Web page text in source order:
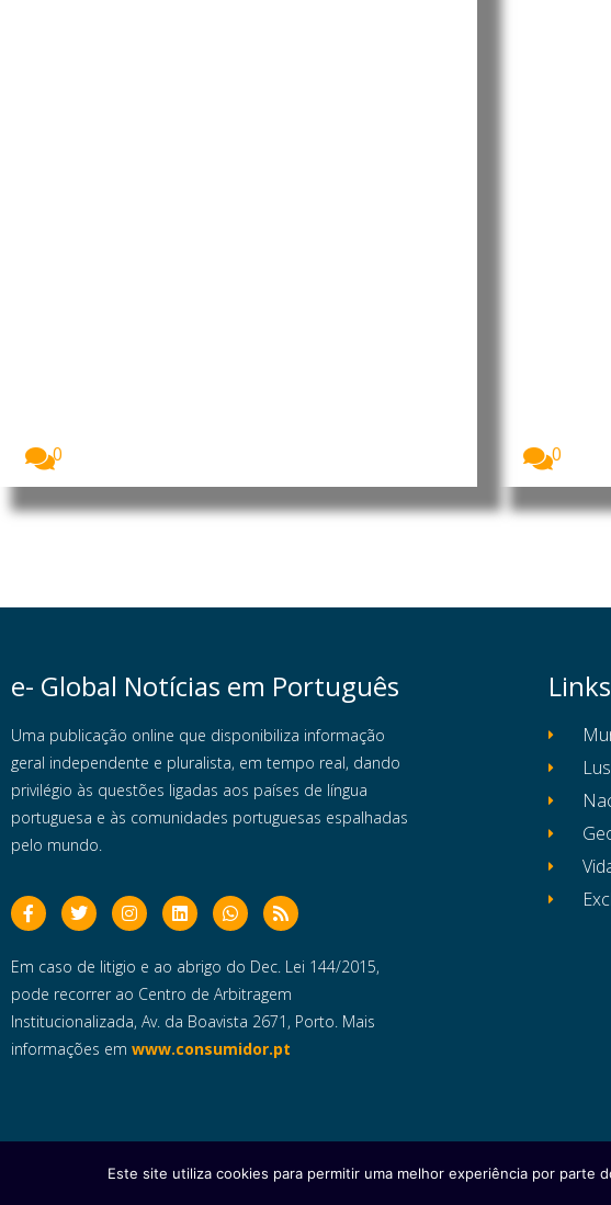
0
0
e- Global Notícias em Português
Uma publicação online que disponibiliza informação
geral independente e pluralista, em tempo real, dando
privilégio às questões ligadas aos países de língua
portuguesa e às comunidades portuguesas espalhadas
pelo mundo.
Em caso de litigio e ao abrigo do Dec. Lei 144/2015,
pode recorrer ao Centro de Arbitragem
Institucionalizada, Av. da Boavista 2671, Porto. Mais
informações em www.consumidor.pt
Copyright © 2025 e- Global Notícias em Português | Todos os direitos reservados
Este site utiliza cookies para permitir uma melhor experiência por parte